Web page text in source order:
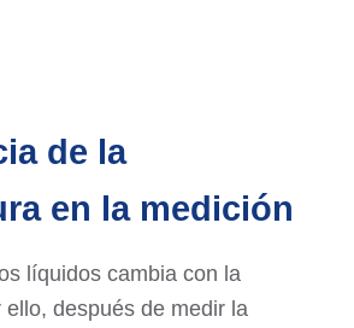
de la
en la medición
líquidos cambia con la
después de medir la